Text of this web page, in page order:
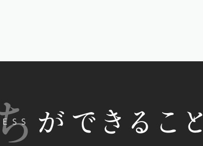
ができること